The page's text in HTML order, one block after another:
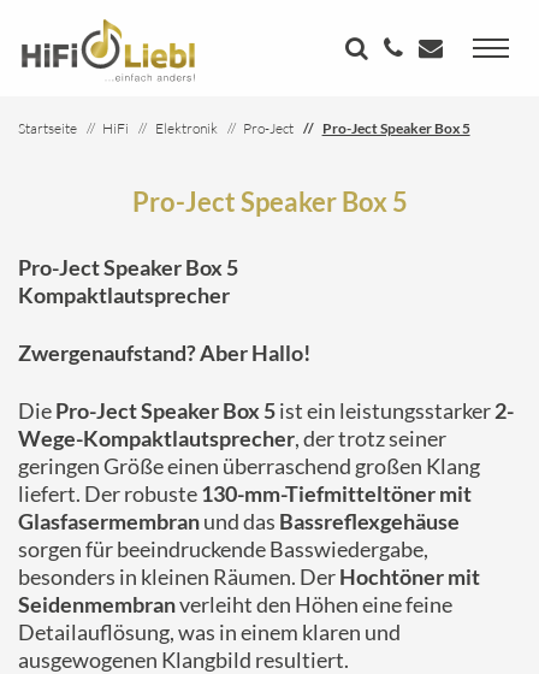
Startseite HiFi Elektronik Pro-Ject Pro-Ject Speaker Box 5
Pro-Ject Speaker Box 5
Pro-Ject Speaker Box 5
Kompaktlautsprecher
Zwergenaufstand? Aber Hallo!
DiePro-Ject Speaker Box 5ist ein leistungsstarker2-
Wege-Kompaktlautsprecher, der trotz seiner
geringen Größe einen überraschend großen Klang
liefert. Der robuste130-mm-Tiefmitteltöner mit
Glasfasermembranund das Bassreflexgehäuse
sorgen für beeindruckende Basswiedergabe,
besonders in kleinen Räumen. DerHochtöner mit
Seidenmembranverleiht den Höhen eine feine
Detailauflösung, was in einem klaren und
ausgewogenen Klangbild resultiert.